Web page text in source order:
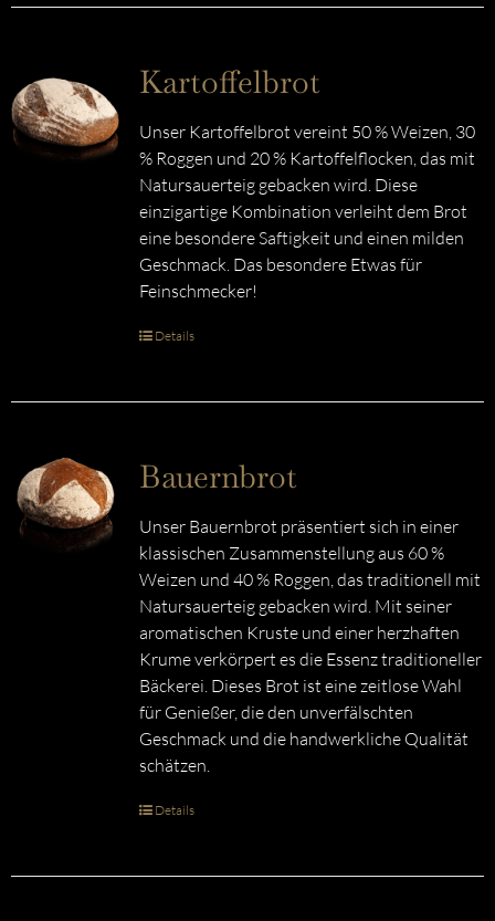
Kartoffelbrot
Unser Kartoffelbrot vereint 50 % Weizen, 30
% Roggen und 20 % Kartoffelflocken, das mit
Natursauerteig gebacken wird. Diese
einzigartige Kombination verleiht dem Brot
eine besondere Saftigkeit und einen milden
Geschmack. Das besondere Etwas für
Feinschmecker!
Details
Bauernbrot
Unser Bauernbrot präsentiert sich in einer
klassischen Zusammenstellung aus 60 %
Weizen und 40 % Roggen, das traditionell mit
Natursauerteig gebacken wird. Mit seiner
aromatischen Kruste und einer herzhaften
Krume verkörpert es die Essenz traditioneller
Bäckerei. Dieses Brot ist eine zeitlose Wahl
für Genießer, die den unverfälschten
Geschmack und die handwerkliche Qualität
schätzen.
Details